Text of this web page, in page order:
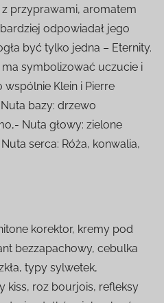
przyprawami, aromatem
odpowiadał jego
być tylko jedna – Eternity.
ma symbolizować uczucie i
Klein i Pierre
bazy: drzewo
Nuta głowy: zielone
serca: Róża, konwalia,
korektor, kremy pod
bezzapachowy, cebulka
typy sylwetek,
kiss, roz bourjois, refleksy